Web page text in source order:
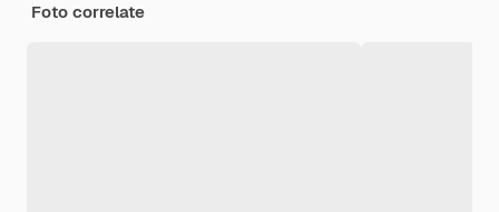
Foto correlate